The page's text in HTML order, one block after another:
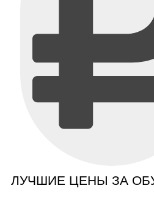
ЛУЧШИЕ ЦЕНЫ ЗА